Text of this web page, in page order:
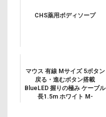
CHS薬用ボディソープ
マウス 有線 Mサイズ 5ボタン
戻る・進むボタン搭載
BlueLED 握りの極み ケーブル
長1.5m ホワイト M-